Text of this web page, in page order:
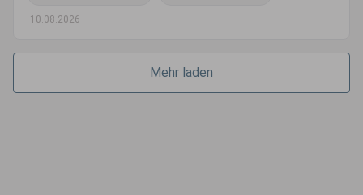
10.08.2026
Mehr laden